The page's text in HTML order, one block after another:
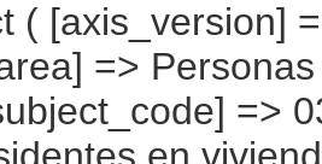
[7] => Castilla y León [8] => Castilla-La Mancha [9] => Catalunya [10] => Comunitat Valenciana [11] => Extremadura [12] => Galicia [13] => Madrid (Comunidad de) [14] => Murcia(Región de) [15] => Navarra(Comunidad Foral de) [16] => País Vasco [17] => Rioja (La) [18] => Ceuta [19] => Melilla ) [origen de las personas en las viviendas] => Array ( [0] => Total [1] => España [2] => Países de Europa sin España [3] => Países de África [4] => Países de América [5] => Países de Asia y Oceanía [6] => Desconocido ) ) [codes] => Array ( [comunidades autónomas] => "CA00","CA01","CA02","CA03","CA04","CA05", "CA06","CA07","CA08","CA09","CA10","CA11","CA12","CA13","CA14","CA15", "CA16","CA17","CA18","CA19" ) [map] => Array ( [comunidades autónomas] => "spain_regions_img_ind" ) [decimals] => 0 [showdecimals] => 0 [source] => Instituto Nacional de Estadística [contact] => INE Difusión. Internet: www.ine.es/infoine